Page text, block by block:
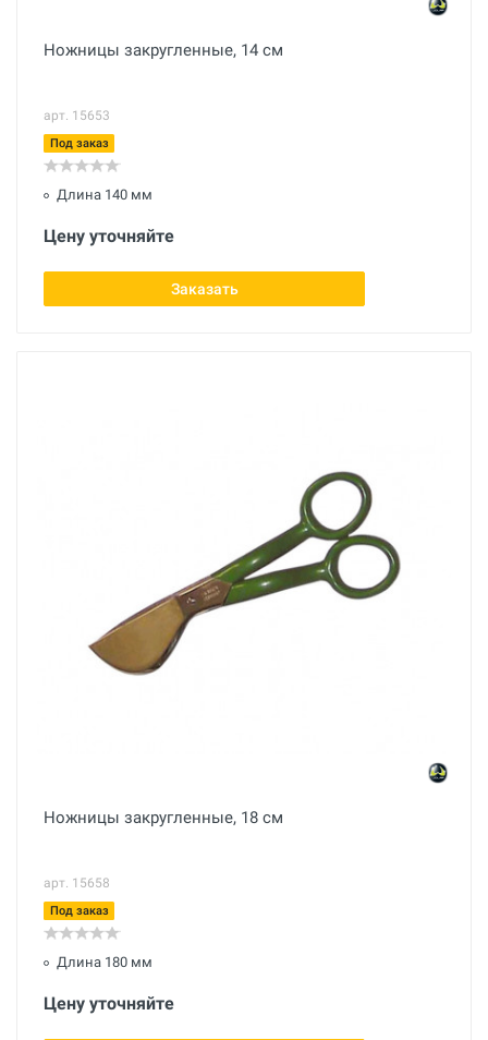
Ножницы закругленные, 14 см
арт. 15653
Под заказ
Длина 140 мм
Цену уточняйте
Заказать
Ножницы закругленные, 18 см
арт. 15658
Под заказ
Длина 180 мм
Цену уточняйте